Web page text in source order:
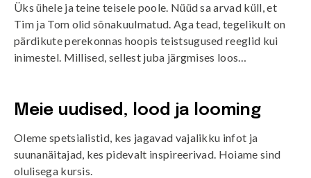
Üks ühele ja teine teisele poole. Nüüd sa arvad küll, et
Tim ja Tom olid sõnakuulmatud. Aga tead, tegelikult on
pärdikute perekonnas hoopis teistsugused reeglid kui
inimestel. Millised, sellest juba järgmises loos…
Meie uudised, lood ja looming
Oleme spetsialistid, kes jagavad vajalikku infot ja
suunanäitajad, kes pidevalt inspireerivad. Hoiame sind
olulisega kursis.